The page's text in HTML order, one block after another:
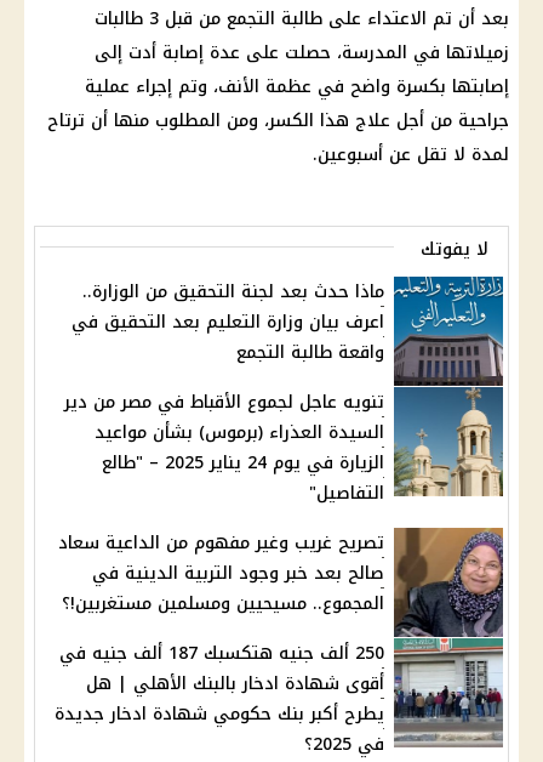
بعد أن تم الاعتداء على طالبة التجمع
من قبل 3 طالبات
زميلاتها في المدرسة، حصلت على عدة إصابة أدت إلى
إصابتها بكسرة واضح في عظمة الأنف، وتم إجراء عملية
جراحية من أجل علاج هذا الكسر، ومن المطلوب منها أن ترتاح
لمدة لا تقل عن أسبوعين.
لا يفوتك
ماذا حدث بعد لجنة التحقيق من الوزارة..
اعرف بيان وزارة التعليم بعد التحقيق في
واقعة طالبة التجمع
تنويه عاجل لجموع الأقباط في مصر من دير
السيدة العذراء (برموس) بشأن مواعيد
الزيارة في يوم 24 يناير 2025 – "طالع
التفاصيل"
تصريح غريب وغير مفهوم من الداعية سعاد
صالح بعد خبر وجود التربية الدينية في
المجموع.. مسيحيين ومسلمين مستغربين!؟
250 ألف جنيه هتكسبك 187 ألف جنيه في
أقوى شهادة ادخار بالبنك الأهلي | هل
يطرح أكبر بنك حكومي شهادة ادخار جديدة
في 2025؟